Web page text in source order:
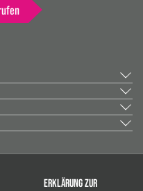
ERKLÄRUNG ZUR